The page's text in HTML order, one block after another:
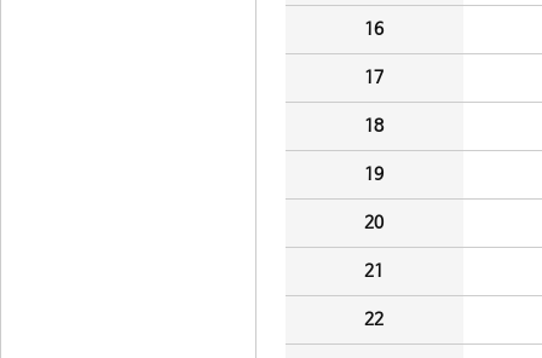
16
17
18
19
20
21
22